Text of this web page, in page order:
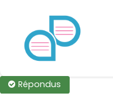
Répondus